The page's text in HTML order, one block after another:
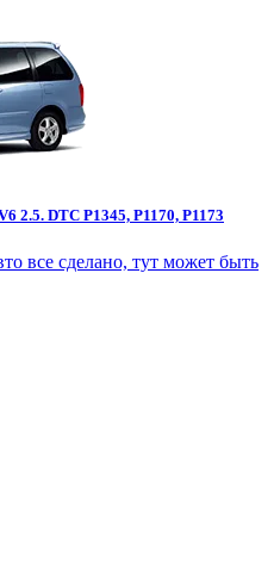
2.5. DTC P1345, P1170, P1173
все сделано, тут может быть